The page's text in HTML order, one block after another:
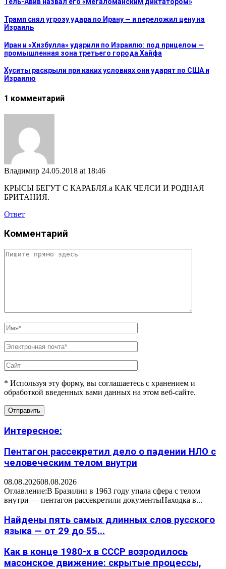
Тель-Авив назвал его «мегаломанским диктатором»
Трамп снял угрозу удара по Ирану — и переложил цену на
Израиль
Иран и «Хизбулла» ударили по Израилю: под прицелом —
промышленная зона третьего города Хайфа
Хуситы раскрыли при каких условиях они ударят по США и
Израилю
1 комментарий
Владимир 24.05.2018 at 18:46
КРЫСЫ БЕГУТ С КАРАБЛЯ.а КАК ЧЕЛСИ И РОДНАЯ
БРИТАНИЯ.
Ответ
Комментарий
* Используя эту форму, вы соглашаетесь с хранением и
обработкой введенных вами данных на этом веб-сайте.
Интересное:
Пентагон рассекретил дело о падении НЛО с
человеческим телом внутри
08.08.202608.08.2026
Оглавление:В Бразилии в 1963 году упала сфера с телом
внутри — пентагон рассекретили документыНаходка в...
Найдены пять самых длинных слов русского
языка — от 29 до 55...
Как в конце 1980-х в СССР возродилось
масонское движение: скрытые процессы,